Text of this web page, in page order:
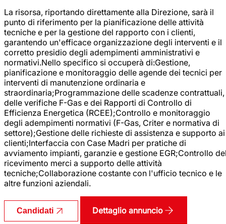
La risorsa, riportando direttamente alla Direzione, sarà il
punto di riferimento per la pianificazione delle attività
tecniche e per la gestione del rapporto con i clienti,
garantendo un'efficace organizzazione degli interventi e il
corretto presidio degli adempimenti amministrativi e
normativi.Nello specifico si occuperà di:Gestione,
pianificazione e monitoraggio delle agende dei tecnici per
interventi di manutenzione ordinaria e
straordinaria;Programmazione delle scadenze contrattuali,
delle verifiche F-Gas e dei Rapporti di Controllo di
Efficienza Energetica (RCEE);Controllo e monitoraggio
degli adempimenti normativi (F-Gas, Criter e normativa di
settore);Gestione delle richieste di assistenza e supporto ai
clienti;Interfaccia con Case Madri per pratiche di
avviamento impianti, garanzie e gestione EGR;Controllo
ricevimento merci a supporto delle attività
tecniche;Collaborazione costante con l'ufficio tecnico e le
altre funzioni aziendali.
Candidati Dettaglio annuncio